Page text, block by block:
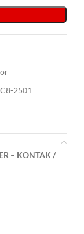
2501
– KONTAK /